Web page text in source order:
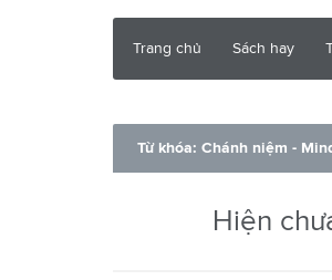
Trang chủ Sách hay
Từ khóa: Chánh niệm -
Hiện